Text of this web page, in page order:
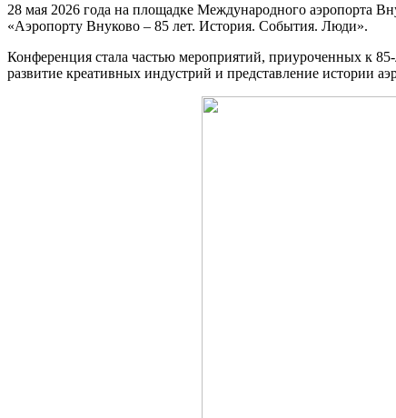
28 мая 2026 года на площадке Международного аэропорта
«Аэропорту Внуково – 85 лет. История. События. Люди».
Конференция стала частью мероприятий, приуроченных к
развитие креативных индустрий и представление истории